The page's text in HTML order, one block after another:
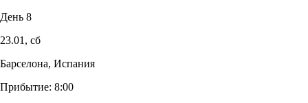
День 8
23.01, сб
Барселона, Испания
Прибытие: 8:00